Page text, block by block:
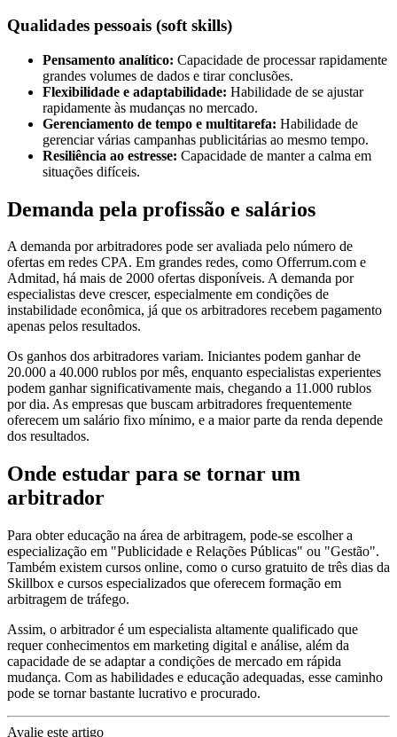
Qualidades pessoais (soft skills)
Pensamento analítico: Capacidade de processar rapidamente
grandes volumes de dados e tirar conclusões.
Flexibilidade e adaptabilidade: Habilidade de se ajustar
rapidamente às mudanças no mercado.
Gerenciamento de tempo e multitarefa: Habilidade de
gerenciar várias campanhas publicitárias ao mesmo tempo.
Resiliência ao estresse: Capacidade de manter a calma em
situações difíceis.
Demanda pela profissão e salários
A demanda por arbitradores pode ser avaliada pelo número de
ofertas em redes CPA. Em grandes redes, como Offerrum.com e
Admitad, há mais de 2000 ofertas disponíveis. A demanda por
especialistas deve crescer, especialmente em condições de
instabilidade econômica, já que os arbitradores recebem pagamento
apenas pelos resultados.
Os ganhos dos arbitradores variam. Iniciantes podem ganhar de
20.000 a 40.000 rublos por mês, enquanto especialistas experientes
podem ganhar significativamente mais, chegando a 11.000 rublos
por dia. As empresas que buscam arbitradores frequentemente
oferecem um salário fixo mínimo, e a maior parte da renda depende
dos resultados.
Onde estudar para se tornar um
arbitrador
Para obter educação na área de arbitragem, pode-se escolher a
especialização em "Publicidade e Relações Públicas" ou "Gestão".
Também existem cursos online, como o curso gratuito de três dias da
Skillbox e cursos especializados que oferecem formação em
arbitragem de tráfego.
Assim, o arbitrador é um especialista altamente qualificado que
requer conhecimentos em marketing digital e análise, além da
capacidade de se adaptar a condições de mercado em rápida
mudança. Com as habilidades e educação adequadas, esse caminho
pode se tornar bastante lucrativo e procurado.
Avalie este artigo